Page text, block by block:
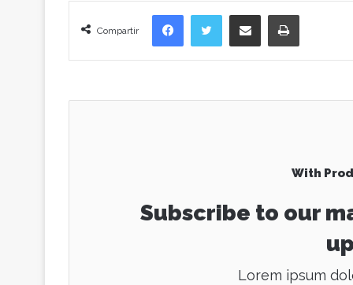
Compartir
Facebook Compartir vía correo electrónico
With
Subscribe to our
Lorem ipsum